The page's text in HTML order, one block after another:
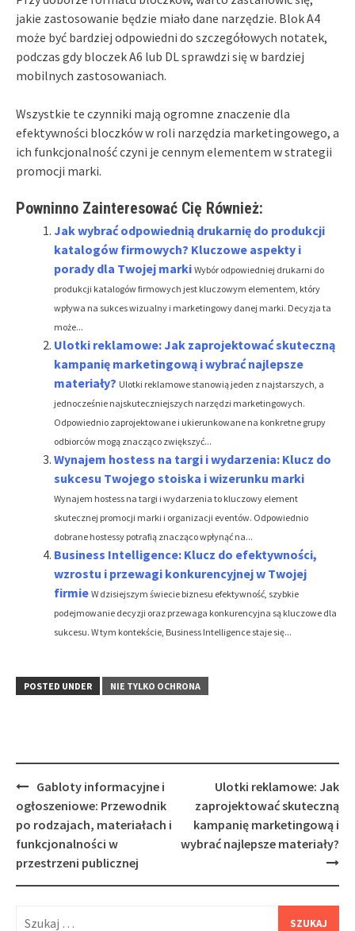
jakie zastosowanie będzie miało dane narzędzie. Blok A4
może być bardziej odpowiedni do szczegółowych notatek,
podczas gdy bloczek A6 lub DL sprawdzi się w bardziej
mobilnych zastosowaniach.
Wszystkie te czynniki mają ogromne znaczenie dla
efektywności bloczków w roli narzędzia marketingowego, a
ich funkcjonalność czyni je cennym elementem w strategii
promocji marki.
Powninno Zainteresować Cię Również:
Jak wybrać odpowiednią drukarnię do produkcji
katalogów firmowych? Kluczowe aspekty i
porady dla Twojej marki Wybór odpowiedniej drukarni do
produkcji katalogów firmowych jest kluczowym elementem, który
wpływa na sukces wizualny i marketingowy danej marki. Decyzja ta
może...
Ulotki reklamowe: Jak zaprojektować skuteczną
kampanię marketingową i wybrać najlepsze
materiały? Ulotki reklamowe stanowią jeden z najstarszych, a
jednocześnie najskuteczniejszych narzędzi marketingowych.
Odpowiednio zaprojektowane i ukierunkowane na konkretne grupy
odbiorców mogą znacząco zwiększyć...
Wynajem hostess na targi i wydarzenia: Klucz do
sukcesu Twojego stoiska i wizerunku marki
Wynajem hostess na targi i wydarzenia to kluczowy element
skutecznej promocji marki i organizacji eventów. Odpowiednio
dobrane hostessy potrafią znacząco wpłynąć na...
Business Intelligence: Klucz do efektywności,
wzrostu i przewagi konkurencyjnej w Twojej
firmie W dzisiejszym świecie biznesu efektywność, szybkie
podejmowanie decyzji oraz przewaga konkurencyjna są kluczowe dla
sukcesu. W tym kontekście, Business Intelligence staje się...
POSTED UNDER NIE TYLKO OCHRONA
Post
navigation
Gabloty informacyjne i
ogłoszeniowe: Przewodnik
po rodzajach, materiałach i
funkcjonalności w
przestrzeni publicznej
Ulotki reklamowe: Jak
zaprojektować skuteczną
kampanię marketingową i
wybrać najlepsze materiały?